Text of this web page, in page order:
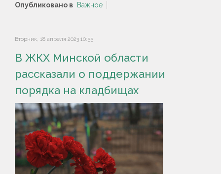
Опубликовано в Важное
Вторник, 18 апреля 2023 10:55
В ЖКХ Минской области
рассказали о поддержании
порядка на кладбищах